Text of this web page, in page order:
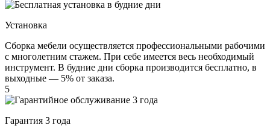
Установка
Сборка мебели осуществляется профессиональными рабочими
с многолетним стажем. При себе имеется весь необходимый
инструмент. В будние дни сборка производится бесплатно, в
выходные — 5% от заказа.
5
Гарантия 3 года